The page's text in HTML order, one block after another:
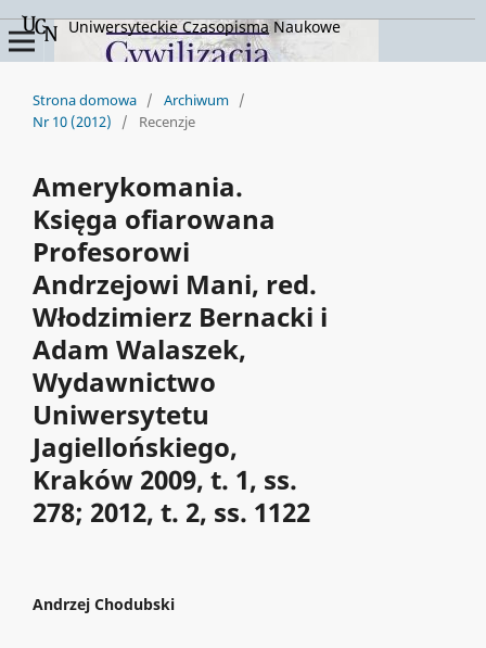
Uniwersyteckie Czasopisma Naukowe
Strona domowa / Archiwum /
Nr 10 (2012)
/ Recenzje
Amerykomania.
Księga ofiarowana
Profesorowi
Andrzejowi Mani, red.
Włodzimierz Bernacki i
Adam Walaszek,
Wydawnictwo
Uniwersytetu
Jagiellońskiego,
Kraków 2009, t. 1, ss.
278; 2012, t. 2, ss. 1122
Andrzej Chodubski